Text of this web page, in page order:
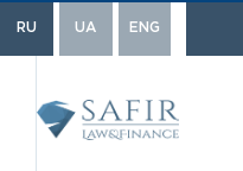
ENG
RU UA